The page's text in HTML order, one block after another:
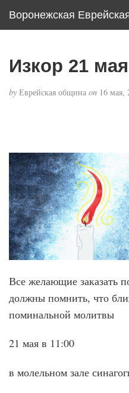
Воронежская
Изкор 21 мая
by Еврейская община on 16 мая,
Все желающие заказать
должны помнить, что
поминальной молитвы
21 мая в 11:00
в молельном зале